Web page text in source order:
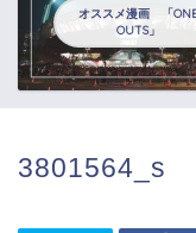
オススメ漫画 「
OUTS」
3801564_s